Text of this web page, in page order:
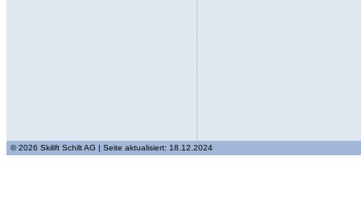
© 2026 Skilift Schilt AG | Seite aktualisiert: 18.12.2024